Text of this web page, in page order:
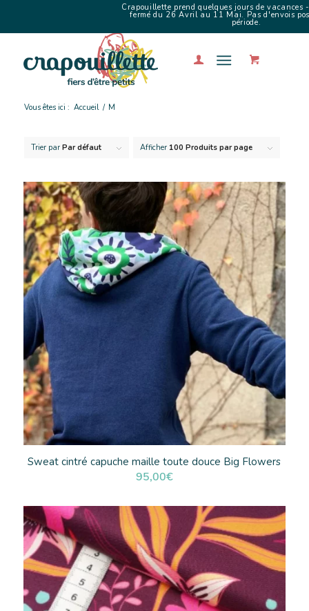
Crapouillette prend quelques jours de vacances
fermé du 26 Avril au 11 Mai. Pas d'envois
période.
Vous êtes ici : Accueil / M
Trier par Par défaut Afficher 100 Produits par page
Sweat cintré capuche maille toute douce Big Flowers
95,00€